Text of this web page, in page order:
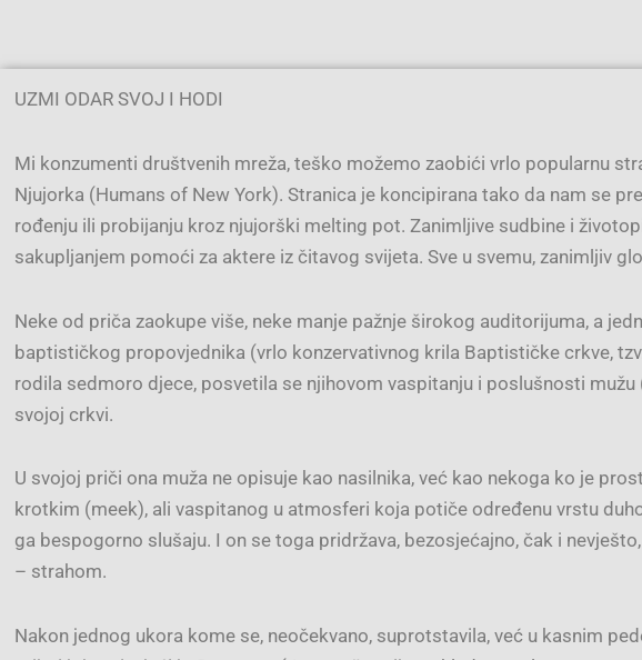
UZMI ODAR SVOJ I HODI
Mi konzumenti društvenih mreža, teško možemo zaobići vrlo popularnu
Njujorka (Humans of New York). Stranica je koncipirana tako da nam se
rođenju ili probijanju kroz njujorški melting pot. Zanimljive sudbine i
sakupljanjem pomoći za aktere iz čitavog svijeta. Sve u svemu, zanimljiv
Neke od priča zaokupe više, neke manje pažnje širokog auditorijuma, a
baptističkog propovjednika (vrlo konzervativnog krila Baptističke crkve,
rodila sedmoro djece, posvetila se njihovom vaspitanju i poslušnosti
svojoj crkvi.
U svojoj priči ona muža ne opisuje kao nasilnika, već kao nekoga ko je
krotkim (meek), ali vaspitanog u atmosferi koja potiče određenu vrstu
ga bespogorno slušaju. I on se toga pridržava, bezosjećajno, čak i
– strahom.
Nakon jednog ukora kome se, neočekvano, suprotstavila, već u kasnim